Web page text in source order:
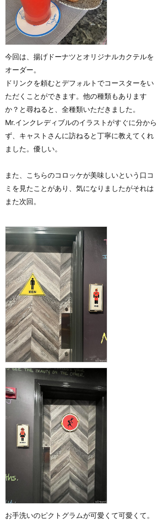
今回は、揚げドーナツとオリジナルカクテルを
オーダー。
ドリンクを頼むとデフォルトでコースターをい
ただくことができます。他の種類もあります
か？と尋ねると、全種類いただきました。
Mr.インクレディブルのイラストがすぐに分から
ず、キャストさんに訪ねると丁寧に教えてくれ
ました。優しい。
また、こちらのコロッケが美味しいという口コ
ミを見たことがあり、気になりましたがそれは
また次回。
お手洗いのピクトグラムが可愛くて可愛くて。